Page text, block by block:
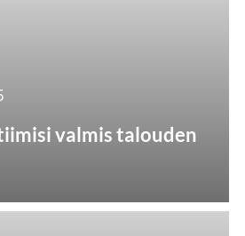
valmis talouden